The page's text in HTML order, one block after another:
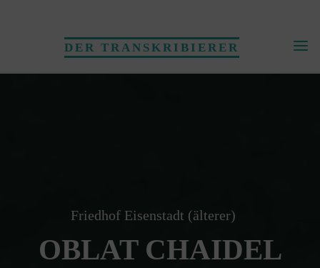
DER TRANSKRIBIERER
Friedhof Eisenstadt (älterer)
OBLAT CHAIDEL